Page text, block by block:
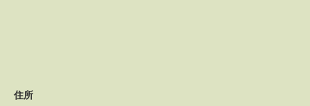
住所